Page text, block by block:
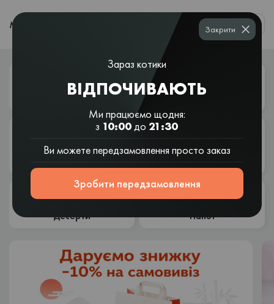
МЕНЮ 0
Роли
Шаурма Вок і салати
Рамен і
азійські
супи
Снеки
Десерти Напої
Зараз котики
ВІДПОЧИВАЮТЬ
Ми працюємо щодня:
з 10:00до 21:30
Ви можете передзамовлення просто заказ
Зробити передзамовлення
Закрити